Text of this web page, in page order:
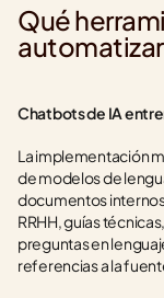
Qué
Chatbots de IA
La implementación
de modelos de
documentos
RRHH, guías
preguntas en
referencias a la